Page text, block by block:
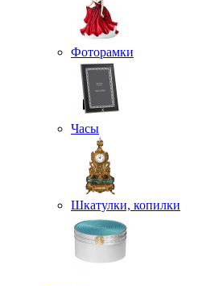
Фоторамки
Часы
Шкатулки, копилки